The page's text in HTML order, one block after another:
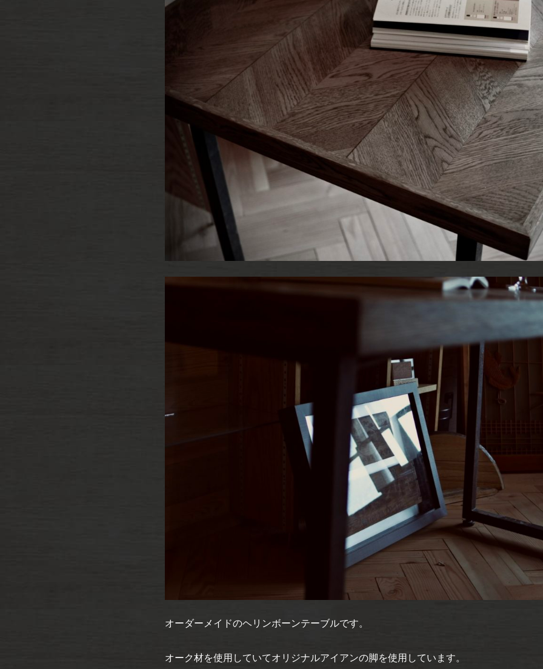
オーダーメイドのヘリンボーンテーブルです。
オーク材を使用していてオリジナルアイアンの脚を使用しています。